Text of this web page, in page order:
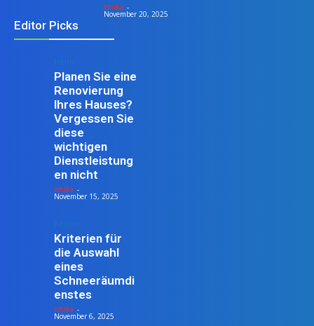
Ishika -
November 20, 2025
Editor Picks
Planen Sie eine
Renovierung
Ihres Hauses?
Vergessen Sie
diese
wichtigen
Dienstleistung
en nicht
Ishika -
November 15, 2025
Kriterien für
die Auswahl
eines
Schneeräumdi
enstes
Ishika -
November 6, 2025